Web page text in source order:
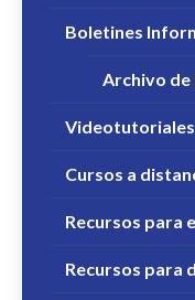
Boletines
Archivo
Videotutoriales
Cursos a
Recursos para
Recursos para